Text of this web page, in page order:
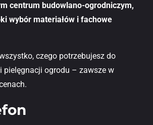
centrum budowlano-ogrodniczym,
wybór materiałów i fachowe
czego potrzebujesz do
pielęgnacji ogrodu – zawsze w